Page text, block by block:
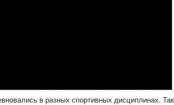
в разных спортивных дисциплинах.